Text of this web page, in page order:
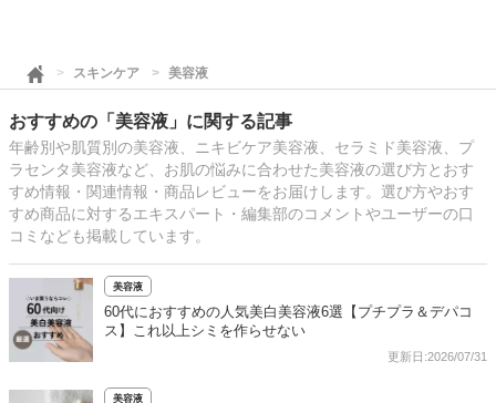
スキンケア 美容液
おすすめの「美容液」に関する記事
年齢別や肌質別の美容液、ニキビケア美容液、セラミド美容液、プ
ラセンタ美容液など、お肌の悩みに合わせた美容液の選び方とおす
すめ情報・関連情報・商品レビューをお届けします。選び方やおす
すめ商品に対するエキスパート・編集部のコメントやユーザーの口
コミなども掲載しています。
美容液
60代におすすめの人気美白美容液6選【プチプラ＆デパコ
ス】これ以上シミを作らせない
更新日:2026/07/31
美容液